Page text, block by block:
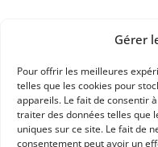
Gérer
Pour offrir les meilleures
telles que les cookies pour
appareils. Le fait de consentir
traiter des données telles que
uniques sur ce site. Le fait de
consentement peut avoir un
Association des